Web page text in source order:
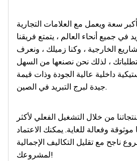
سعة ويعمل مع العلامات التجارية
في جميع أنحاء العالم ، يتمتع فريقنا
الخارجية ، وكنا زميلك ، ونعرف
، لذلك نحن نصنعها من السهل
داخلية عالية الجودة وذات قيمة
جيدة لبرج التبريد في الصين.
من خلال التشغيل الفعلي لأكثر
وفعالة للغاية. يمكنك الاعتماد
ناجح مع تقليل التكاليف الإجمالية
لمشروعك!